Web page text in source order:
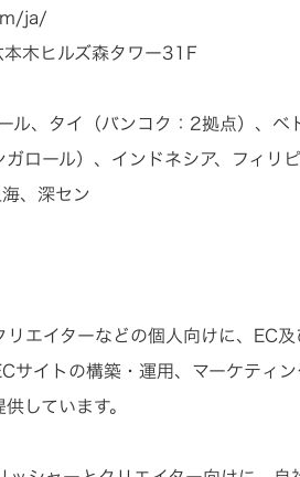
ja/
木ヒルズ森タワー31F
ル、タイ（バンコク：2拠点）、ベ
ロール）、インドネシア、フィリ
、深セン
エイターなどの個人向けに、EC
サイトの構築・運用、マーケティ
しています。